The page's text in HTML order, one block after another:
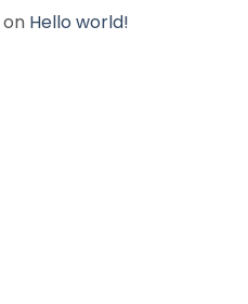
on Hello world!